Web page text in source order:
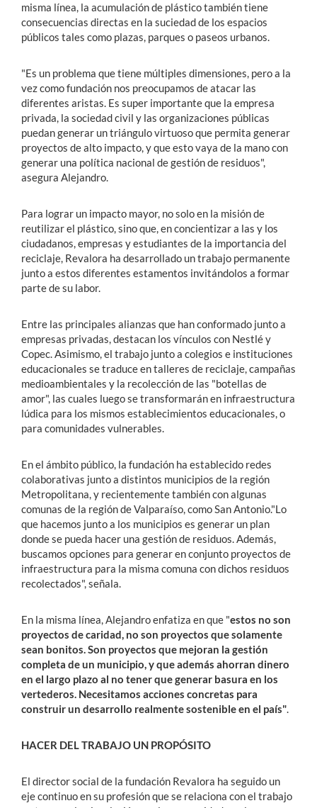
misma línea, la acumulación de plástico también tiene
consecuencias directas en la suciedad de los espacios
públicos tales como plazas, parques o paseos urbanos.
"Es un problema que tiene múltiples dimensiones, pero a la
vez como fundación nos preocupamos de atacar las
diferentes aristas. Es super importante que la empresa
privada, la sociedad civil y las organizaciones públicas
puedan generar un triángulo virtuoso que permita generar
proyectos de alto impacto, y que esto vaya de la mano con
generar una política nacional de gestión de residuos",
asegura Alejandro.
Para lograr un impacto mayor, no solo en la misión de
reutilizar el plástico, sino que, en concientizar a las y los
ciudadanos, empresas y estudiantes de la importancia del
reciclaje, Revalora ha desarrollado un trabajo permanente
junto a estos diferentes estamentos invitándolos a formar
parte de su labor.
Entre las principales alianzas que han conformado junto a
empresas privadas, destacan los vínculos con Nestlé y
Copec. Asimismo, el trabajo junto a colegios e instituciones
educacionales se traduce en talleres de reciclaje, campañas
medioambientales y la recolección de las "botellas de
amor", las cuales luego se transformarán en infraestructura
lúdica para los mismos establecimientos educacionales, o
para comunidades vulnerables.
En el ámbito público, la fundación ha establecido redes
colaborativas junto a distintos municipios de la región
Metropolitana, y recientemente también con algunas
comunas de la región de Valparaíso, como San Antonio."Lo
que hacemos junto a los municipios es generar un plan
donde se pueda hacer una gestión de residuos. Además,
buscamos opciones para generar en conjunto proyectos de
infraestructura para la misma comuna con dichos residuos
recolectados", señala.
En la misma línea, Alejandro enfatiza en que "estos no son
proyectos de caridad, no son proyectos que solamente
sean bonitos. Son proyectos que mejoran la gestión
completa de un municipio, y que además ahorran dinero
en el largo plazo al no tener que generar basura en los
vertederos. Necesitamos acciones concretas para
construir un desarrollo realmente sostenible en el país".
HACER DEL TRABAJO UN PROPÓSITO
El director social de la fundación Revalora ha seguido un
eje continuo en su profesión que se relaciona con el trabajo